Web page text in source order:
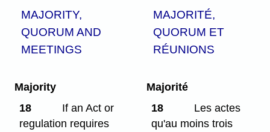
MAJORITY,
QUORUM AND
MEETINGS
MAJORITÉ,
QUORUM ET
RÉUNIONS
Majority
18
If an Act or
regulation requires
Majorité
18
Les actes
qu'au moins trois